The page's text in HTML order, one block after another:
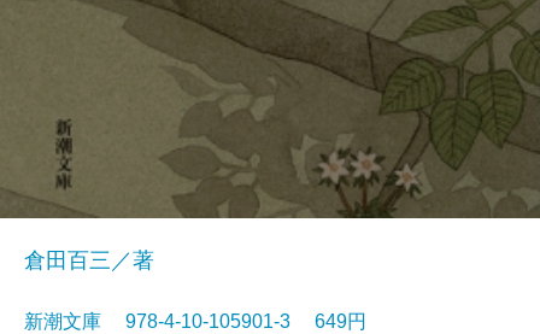
倉田百三／著
新潮文庫 978-4-10-105901-3 649円